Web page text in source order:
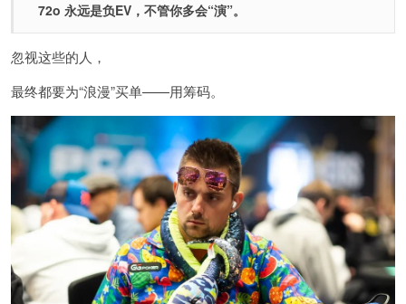
72o 永远是负EV，不管你多会“演”。
忽视这些的人，
最终都要为“浪漫”买单——用筹码。